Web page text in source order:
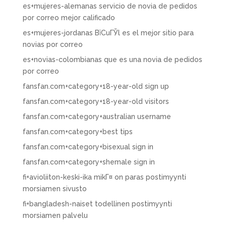
es+mujeres-alemanas servicio de novia de pedidos
por correo mejor calificado
es+mujeres-jordanas ВїCuГЎl es el mejor sitio para
novias por correo
es+novias-colombianas que es una novia de pedidos
por correo
fansfan.com+category+18-year-old sign up
fansfan.com+category+18-year-old visitors
fansfan.com+category+australian username
fansfan.com+category+best tips
fansfan.com+category+bisexual sign in
fansfan.com+category+shemale sign in
fi+avioliiton-keski-ika mikГ¤ on paras postimyynti
morsiamen sivusto
fi+bangladesh-naiset todellinen postimyynti
morsiamen palvelu